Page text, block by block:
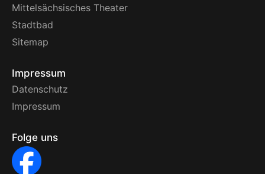
Mittelsächsisches Theater
Stadtbad
Sitemap
Impressum
Datenschutz
Impressum
Folge uns